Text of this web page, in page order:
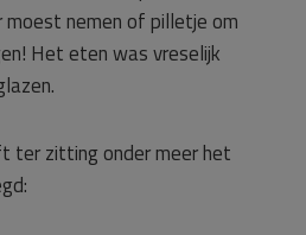
nemen of pilletje om
Het eten was vreselijk
ter zitting onder meer het